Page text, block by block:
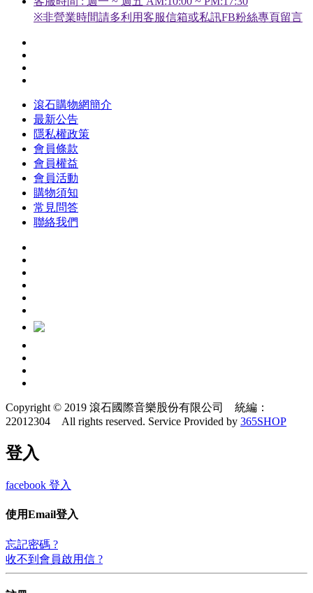
※非營業時間請多利用客服信箱或私訊FB粉絲專頁留言
滾石購物網簡介
最新公告
隱私權政策
會員條款
會員權益
會員活動
購物須知
常見問答
聯絡我們
Copyright © 2019 滾石國際音樂股份有限公司 統編：
22012304 All rights reserved. Service Provided by 365SHOP
登入
facebook 登入
使用Email登入
忘記密碼 ?
收不到會員啟用信 ?